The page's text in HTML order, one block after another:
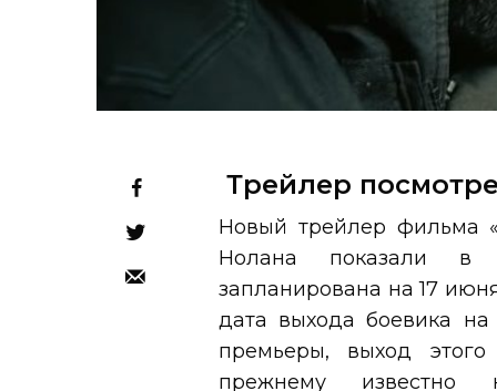
Трейлер
Новый трейлер фильма
Нолана показали в
запланирована на 17
дата выхода боевика
премьеры, выход
прежнему известно